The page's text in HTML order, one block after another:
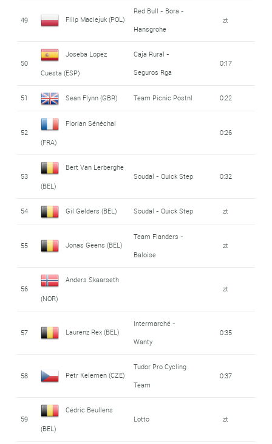
49 Filip Maciejuk (POL)
Red Bull - Bora -
Hansgrohe
zt
50
Joseba Lopez
Cuesta (ESP)
Caja Rural -
Seguros Rga
0:17
51 Sean Flynn (GBR) Team Picnic Postnl 0:22
52
Florian Sénéchal
(FRA)
0:26
53
Bert Van Lerberghe
(BEL)
Soudal - Quick Step 0:32
54 Gil Gelders (BEL) Soudal - Quick Step zt
55 Jonas Geens (BEL)
Team Flanders -
Baloise
zt
56
Anders Skaarseth
(NOR)
zt
57 Laurenz Rex (BEL)
Intermarché -
Wanty
0:35
58 Petr Kelemen (CZE)
Tudor Pro Cycling
Team
0:37
59
Cédric Beullens
(BEL)
Lotto zt